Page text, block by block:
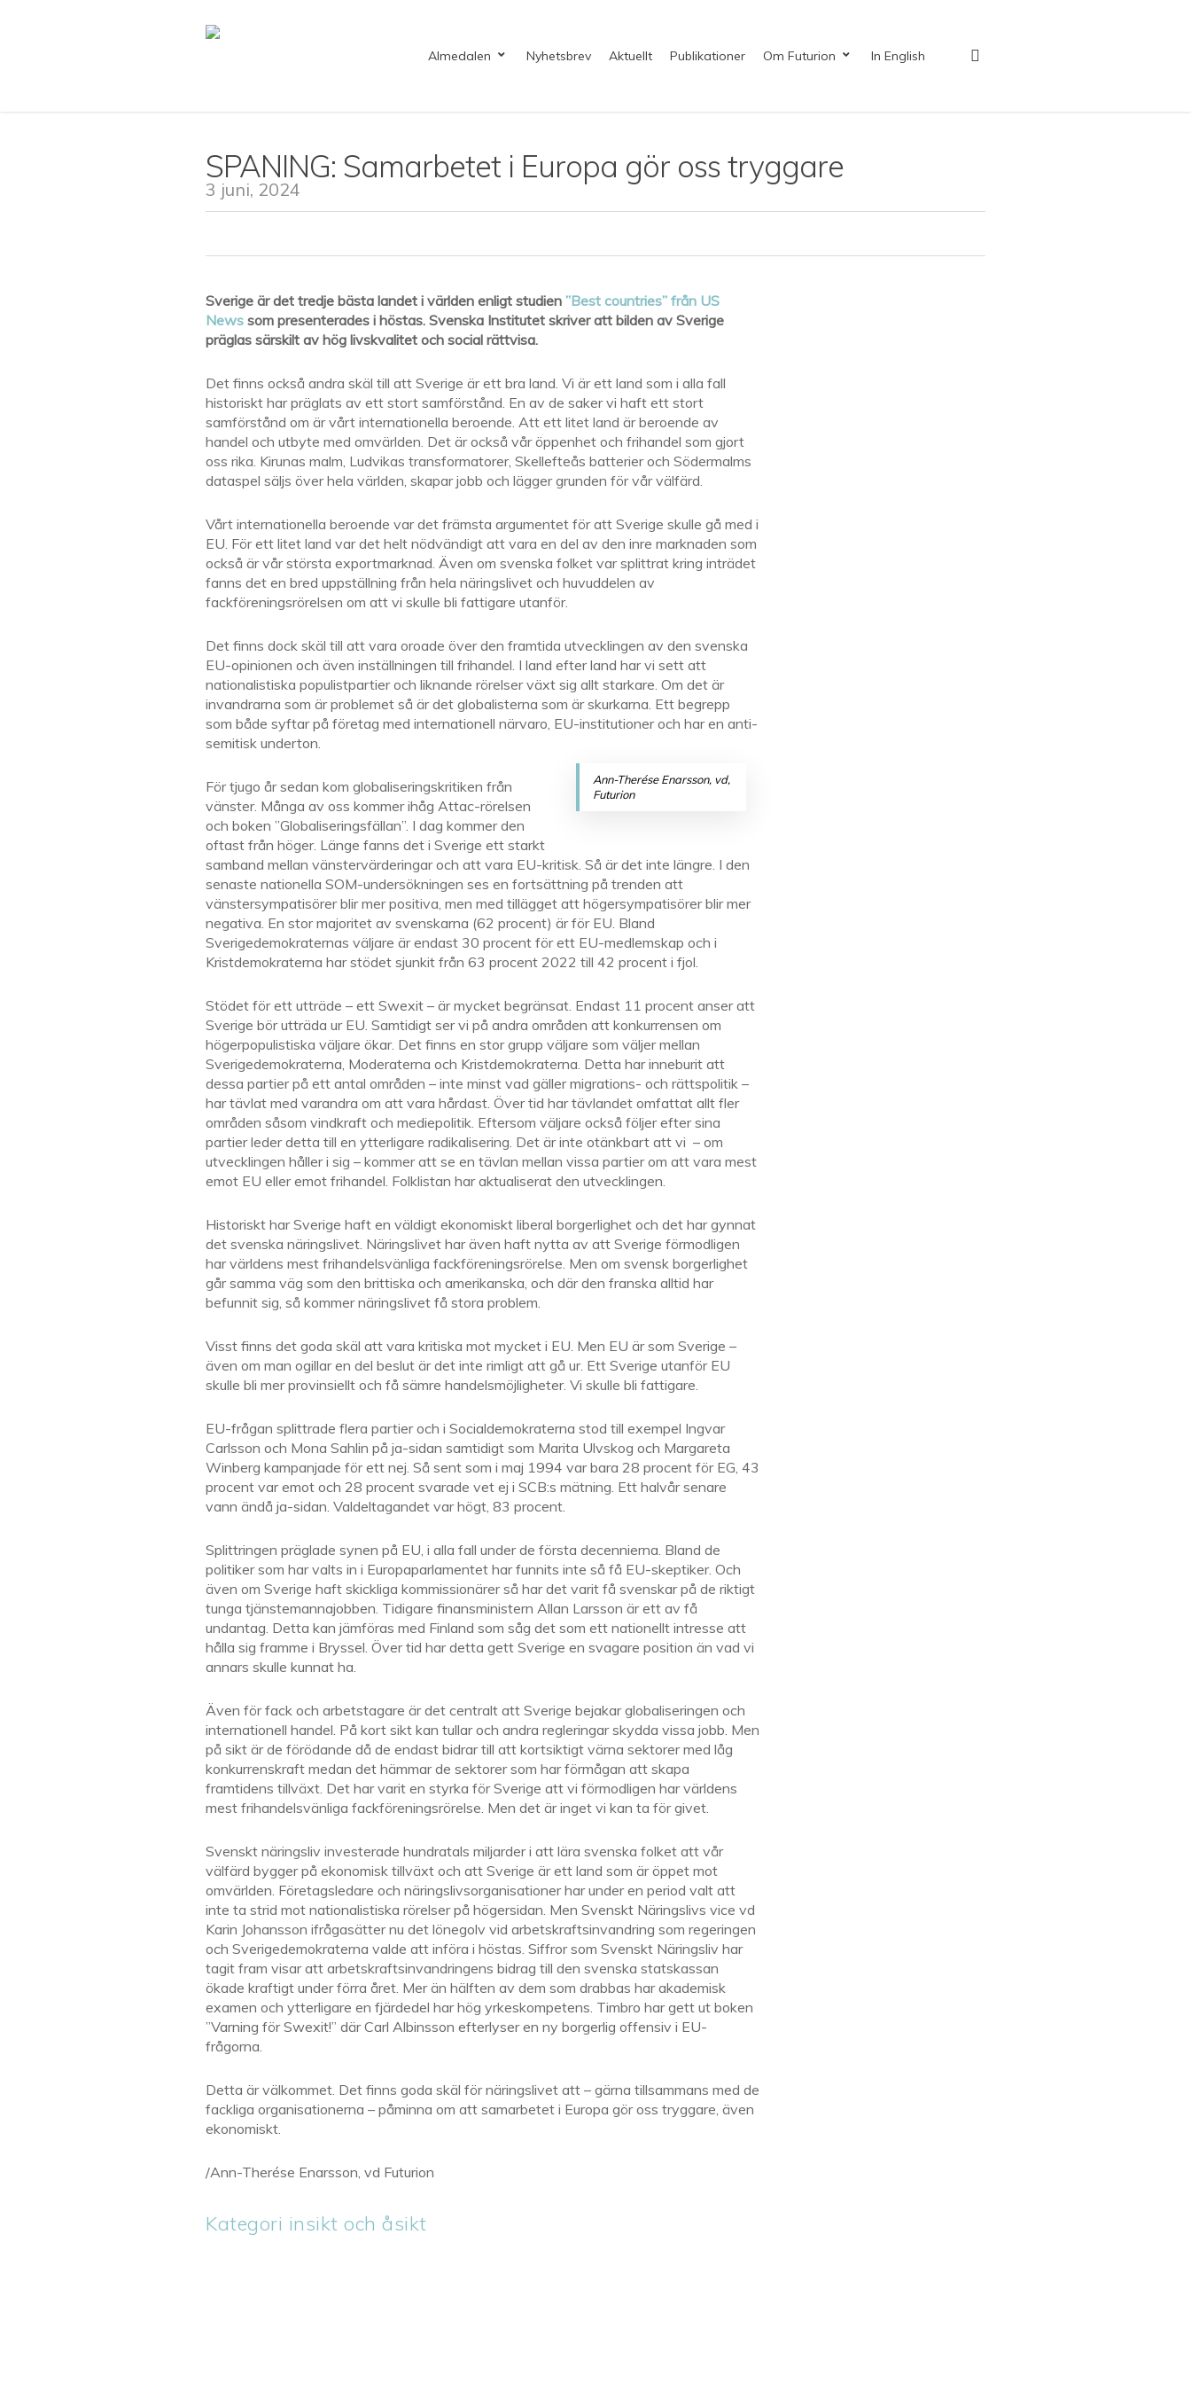
Almedalen Nyhetsbrev Aktuellt Publikationer Om Futurion In English
SPANING: Samarbetet i Europa gör oss tryggare
3 juni, 2024
Sverige är det tredje bästa landet i världen enligt studien ”Best countries” från US
News som presenterades i höstas. Svenska Institutet skriver att bilden av Sverige
präglas särskilt av hög livskvalitet och social rättvisa.
Det finns också andra skäl till att Sverige är ett bra land. Vi är ett land som i alla fall
historiskt har präglats av ett stort samförstånd. En av de saker vi haft ett stort
samförstånd om är vårt internationella beroende. Att ett litet land är beroende av
handel och utbyte med omvärlden. Det är också vår öppenhet och frihandel som gjort
oss rika. Kirunas malm, Ludvikas transformatorer, Skellefteås batterier och Södermalms
dataspel säljs över hela världen, skapar jobb och lägger grunden för vår välfärd.
Vårt internationella beroende var det främsta argumentet för att Sverige skulle gå med i
EU. För ett litet land var det helt nödvändigt att vara en del av den inre marknaden som
också är vår största exportmarknad. Även om svenska folket var splittrat kring inträdet
fanns det en bred uppställning från hela näringslivet och huvuddelen av
fackföreningsrörelsen om att vi skulle bli fattigare utanför.
Det finns dock skäl till att vara oroade över den framtida utvecklingen av den svenska
EU-opinionen och även inställningen till frihandel. I land efter land har vi sett att
nationalistiska populistpartier och liknande rörelser växt sig allt starkare. Om det är
invandrarna som är problemet så är det globalisterna som är skurkarna. Ett begrepp
som både syftar på företag med internationell närvaro, EU-institutioner och har en anti-
semitisk underton.
Ann-Therése Enarsson, vd,
Futurion
För tjugo år sedan kom globaliseringskritiken från
vänster. Många av oss kommer ihåg Attac-rörelsen
och boken ”Globaliseringsfällan”. I dag kommer den
oftast från höger. Länge fanns det i Sverige ett starkt
samband mellan vänstervärderingar och att vara EU-kritisk. Så är det inte längre. I den
senaste nationella SOM-undersökningen ses en fortsättning på trenden att
vänstersympatisörer blir mer positiva, men med tillägget att högersympatisörer blir mer
negativa. En stor majoritet av svenskarna (62 procent) är för EU. Bland
Sverigedemokraternas väljare är endast 30 procent för ett EU-medlemskap och i
Kristdemokraterna har stödet sjunkit från 63 procent 2022 till 42 procent i fjol.
Stödet för ett utträde – ett Swexit – är mycket begränsat. Endast 11 procent anser att
Sverige bör utträda ur EU. Samtidigt ser vi på andra områden att konkurrensen om
högerpopulistiska väljare ökar. Det finns en stor grupp väljare som väljer mellan
Sverigedemokraterna, Moderaterna och Kristdemokraterna. Detta har inneburit att
dessa partier på ett antal områden – inte minst vad gäller migrations- och rättspolitik –
har tävlat med varandra om att vara hårdast. Över tid har tävlandet omfattat allt fler
områden såsom vindkraft och mediepolitik. Eftersom väljare också följer efter sina
partier leder detta till en ytterligare radikalisering. Det är inte otänkbart att vi – om
utvecklingen håller i sig – kommer att se en tävlan mellan vissa partier om att vara mest
emot EU eller emot frihandel. Folklistan har aktualiserat den utvecklingen.
Historiskt har Sverige haft en väldigt ekonomiskt liberal borgerlighet och det har gynnat
det svenska näringslivet. Näringslivet har även haft nytta av att Sverige förmodligen
har världens mest frihandelsvänliga fackföreningsrörelse. Men om svensk borgerlighet
går samma väg som den brittiska och amerikanska, och där den franska alltid har
befunnit sig, så kommer näringslivet få stora problem.
Visst finns det goda skäl att vara kritiska mot mycket i EU. Men EU är som Sverige –
även om man ogillar en del beslut är det inte rimligt att gå ur. Ett Sverige utanför EU
skulle bli mer provinsiellt och få sämre handelsmöjligheter. Vi skulle bli fattigare.
EU-frågan splittrade flera partier och i Socialdemokraterna stod till exempel Ingvar
Carlsson och Mona Sahlin på ja-sidan samtidigt som Marita Ulvskog och Margareta
Winberg kampanjade för ett nej. Så sent som i maj 1994 var bara 28 procent för EG, 43
procent var emot och 28 procent svarade vet ej i SCB:s mätning. Ett halvår senare
vann ändå ja-sidan. Valdeltagandet var högt, 83 procent.
Splittringen präglade synen på EU, i alla fall under de första decennierna. Bland de
politiker som har valts in i Europaparlamentet har funnits inte så få EU-skeptiker. Och
även om Sverige haft skickliga kommissionärer så har det varit få svenskar på de riktigt
tunga tjänstemannajobben. Tidigare finansministern Allan Larsson är ett av få
undantag. Detta kan jämföras med Finland som såg det som ett nationellt intresse att
hålla sig framme i Bryssel. Över tid har detta gett Sverige en svagare position än vad vi
annars skulle kunnat ha.
Även för fack och arbetstagare är det centralt att Sverige bejakar globaliseringen och
internationell handel. På kort sikt kan tullar och andra regleringar skydda vissa jobb. Men
på sikt är de förödande då de endast bidrar till att kortsiktigt värna sektorer med låg
konkurrenskraft medan det hämmar de sektorer som har förmågan att skapa
framtidens tillväxt. Det har varit en styrka för Sverige att vi förmodligen har världens
mest frihandelsvänliga fackföreningsrörelse. Men det är inget vi kan ta för givet.
Svenskt näringsliv investerade hundratals miljarder i att lära svenska folket att vår
välfärd bygger på ekonomisk tillväxt och att Sverige är ett land som är öppet mot
omvärlden. Företagsledare och näringslivsorganisationer har under en period valt att
inte ta strid mot nationalistiska rörelser på högersidan. Men Svenskt Näringslivs vice vd
Karin Johansson ifrågasätter nu det lönegolv vid arbetskraftsinvandring som regeringen
och Sverigedemokraterna valde att införa i höstas. Siffror som Svenskt Näringsliv har
tagit fram visar att arbetskraftsinvandringens bidrag till den svenska statskassan
ökade kraftigt under förra året. Mer än hälften av dem som drabbas har akademisk
examen och ytterligare en fjärdedel har hög yrkeskompetens. Timbro har gett ut boken
”Varning för Swexit!” där Carl Albinsson efterlyser en ny borgerlig offensiv i EU-
frågorna.
Detta är välkommet. Det finns goda skäl för näringslivet att – gärna tillsammans med de
fackliga organisationerna – påminna om att samarbetet i Europa gör oss tryggare, även
ekonomiskt.
/Ann-Therése Enarsson, vd Futurion
Kategori insikt och åsikt